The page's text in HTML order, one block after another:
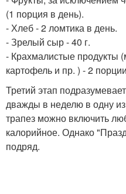
(1 порция в день).
- Хлеб - 2 ломтика в день.
- Зрелый сыр - 40 г.
- Крахмалистые продукты
картофель и пр. ) - 2
Третий этап
дважды в неделю в одну
трапез можно включить
калорийное. Однако
подряд.